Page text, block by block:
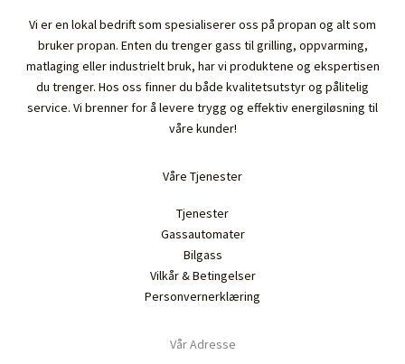
Vi er en lokal bedrift som spesialiserer oss på propan og alt som
bruker propan. Enten du trenger gass til grilling, oppvarming,
matlaging eller industrielt bruk, har vi produktene og ekspertisen
du trenger. Hos oss finner du både kvalitetsutstyr og pålitelig
service. Vi brenner for å levere trygg og effektiv energiløsning til
våre kunder!
Våre Tjenester
Tjenester
Gassautomater
Bilgass
Vilkår & Betingelser
Personvernerklæring
Vår Adresse